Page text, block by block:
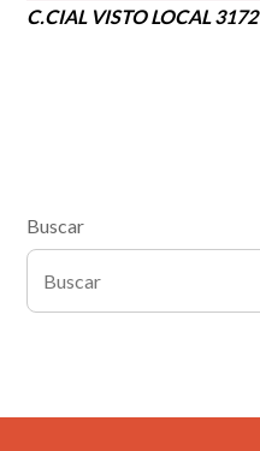
C.CIAL VISTO LOCAL 3172
Buscar